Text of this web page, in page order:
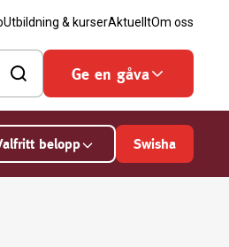
Utbildning & kurserAktuelltOm oss
Ge en gåva
belopp Swisha